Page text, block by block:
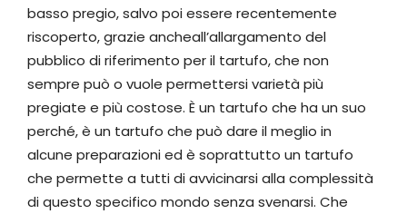
basso pregio, salvo poi essere recentemente
riscoperto, grazie anche​all’allargamento del
pubblico di riferimento per il tartufo, che non
sempre può o vuole permettersi varietà più
pregiate e più costose. È un tartufo che ha un suo
perché, è un tartufo che può dare il meglio in
alcune preparazioni ed è soprattutto un tartufo
che permette a tutti di avvicinarsi alla complessità
di questo specifico mondo senza svenarsi. Che